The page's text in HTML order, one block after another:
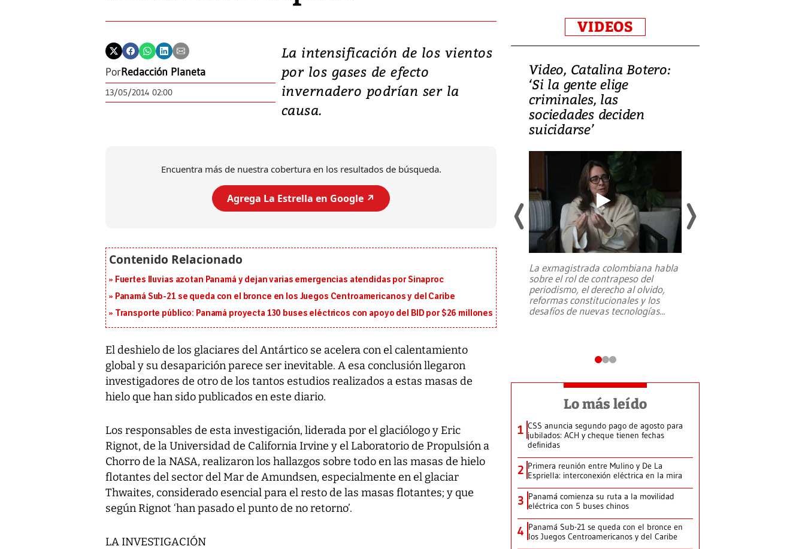
PorRedacción Planeta
13/05/2014 02:00
La intensificación de los vientos
por los gases de efecto
invernadero podrían ser la
causa.
Encuentra más de nuestra cobertura en los resultados de búsqueda.
Agrega La Estrella en Google ↗️
Fuertes lluvias azotan Panamá y dejan varias emergencias atendidas por Sinaproc
Panamá Sub-21 se queda con el bronce en los Juegos Centroamericanos y del Caribe
Transporte público: Panamá proyecta 130 buses eléctricos con apoyo del BID por $26 millones
El deshielo de los glaciares del Antártico se acelera con el calentamiento
global y su desaparición parece ser inevitable. A esa conclusión llegaron
investigadores de otro de los tantos estudios realizados a estas masas de
hielo que han sido publicados en este diario.
Los responsables de esta investigación, liderada por el glaciólogo y Eric
Rignot, de la Universidad de California Irvine y el Laboratorio de Propulsión a
Chorro de la NASA, realizaron los hallazgos sobre todo en las masas de hielo
flotantes del sector del Mar de Amundsen, especialmente en el glaciar
Thwaites, considerado esencial para el resto de las masas flotantes; y que
según Rignot ‘han pasado el punto de no retorno’.
LA INVESTIGACIÓN
VIDEOS
Video, Japón: Terremoto
deja heridos y graves
daños en Kumamoto
7,1 se registró este martes 28 de
emergencia de gran...
Video, Catalina Botero:
‘Si la gente elige
criminales, las
sociedades deciden
suicidarse’
La exmagistrada colombiana habla
sobre el rol de contrapeso del
periodismo, el derecho al olvido,
reformas constitucionales y los
desafíos de nuevas tecnologías...
Lo más leído
1 CSS anuncia segundo pago de agosto para
jubilados: ACH y cheque tienen fechas
definidas
2 Primera reunión entre Mulino y De La
Espriella: interconexión eléctrica en la mira
3 Panamá comienza su ruta a la movilidad
eléctrica con 5 buses chinos
4 Panamá Sub-21 se queda con el bronce en
los Juegos Centroamericanos y del Caribe